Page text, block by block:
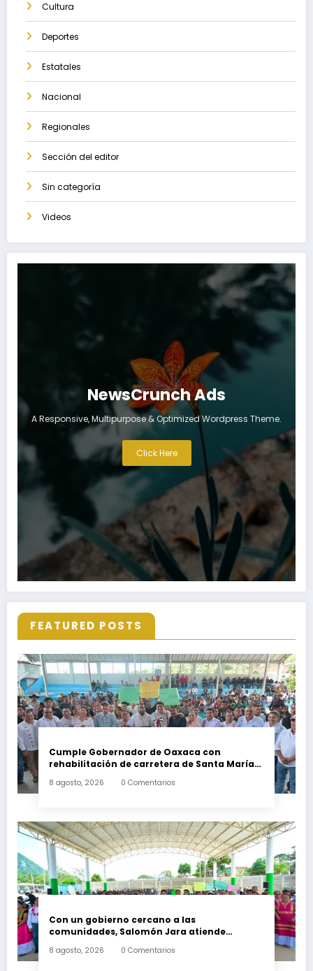
Cultura
Deportes
Estatales
Nacional
Regionales
Sección del editor
Sin categoría
Videos
NewsCrunch Ads
A Responsive, Multipurpose & Optimized Wordpress Theme.
Click Here
FEATURED POSTS
Cumple Gobernador de Oaxaca con
rehabilitación de carretera de Santa María
8 agosto, 2026 0 Comentarios
Con un gobierno cercano a las
comunidades, Salomón Jara atiende
Tenango
8 agosto, 2026 0 Comentarios